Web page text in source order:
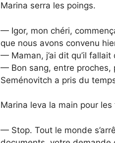
Marina serra les poings.
— Igor, mon chéri,
que nous avons convenu
— Maman, j’ai dit qu’il
— Bon sang, entre proches,
Seménovitch a pris du
Marina leva la main pour
— Stop. Tout le monde